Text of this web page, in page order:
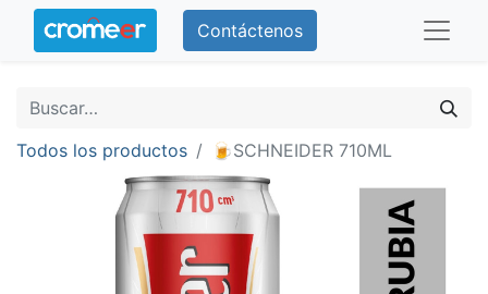
Contáctenos
Todos los productos 🍺SCHNEIDER 710ML